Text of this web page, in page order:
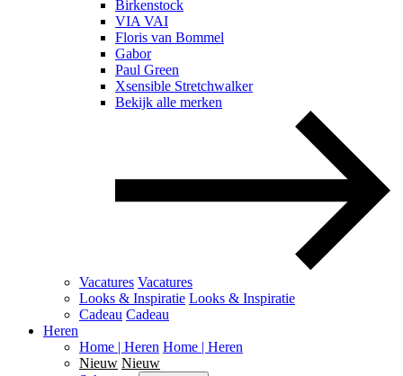
Birkenstock
VIA VAI
Floris van Bommel
Gabor
Paul Green
Xsensible Stretchwalker
Bekijk alle merken
Vacatures Vacatures
Looks & Inspiratie Looks & Inspiratie
Cadeau Cadeau
Heren
Home | Heren Home | Heren
Nieuw Nieuw